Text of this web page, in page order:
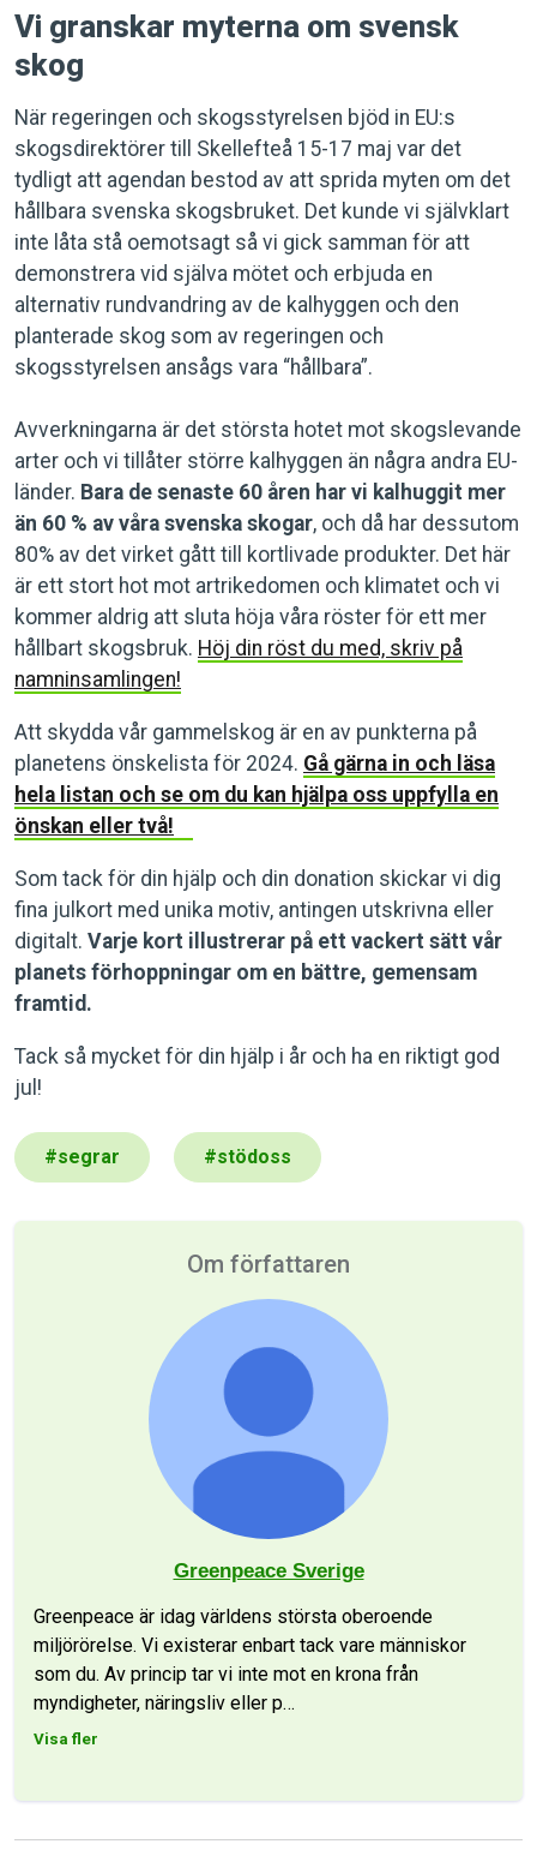
Vi granskar myterna om svensk
skog
När regeringen och skogsstyrelsen bjöd in EU:s
skogsdirektörer till Skellefteå 15-17 maj var det
tydligt att agendan bestod av att sprida myten om det
hållbara svenska skogsbruket. Det kunde vi självklart
inte låta stå oemotsagt så vi gick samman för att
demonstrera vid själva mötet och erbjuda en
alternativ rundvandring av de kalhyggen och den
planterade skog som av regeringen och
skogsstyrelsen ansågs vara “hållbara”.
Avverkningarna är det största hotet mot skogslevande
arter och vi tillåter större kalhyggen än några andra EU-
länder. Bara de senaste 60 åren har vi kalhuggit mer
än 60 % av våra svenska skogar, och då har dessutom
80% av det virket gått till kortlivade produkter. Det här
är ett stort hot mot artrikedomen och klimatet och vi
kommer aldrig att sluta höja våra röster för ett mer
hållbart skogsbruk. Höj din röst du med, skriv på
namninsamlingen!
Att skydda vår gammelskog är en av punkterna på
planetens önskelista för 2024. Gå gärna in och läsa
hela listan och se om du kan hjälpa oss uppfylla en
önskan eller två!
Som tack för din hjälp och din donation skickar vi dig
fina julkort med unika motiv, antingen utskrivna eller
digitalt. Varje kort illustrerar på ett vackert sätt vår
planets förhoppningar om en bättre, gemensam
framtid.
Tack så mycket för din hjälp i år och ha en riktigt god
jul!
#segrar #stödoss
Om författaren
Greenpeace Sverige
Greenpeace är idag världens största oberoende
miljörörelse. Vi existerar enbart tack vare människor
som du. Av princip tar vi inte mot en krona från
myndigheter, näringsliv eller p…
Visa fler